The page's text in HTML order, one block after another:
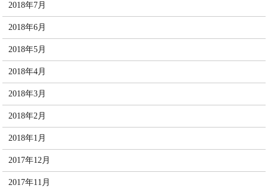
2018年7月
2018年6月
2018年5月
2018年4月
2018年3月
2018年2月
2018年1月
2017年12月
2017年11月